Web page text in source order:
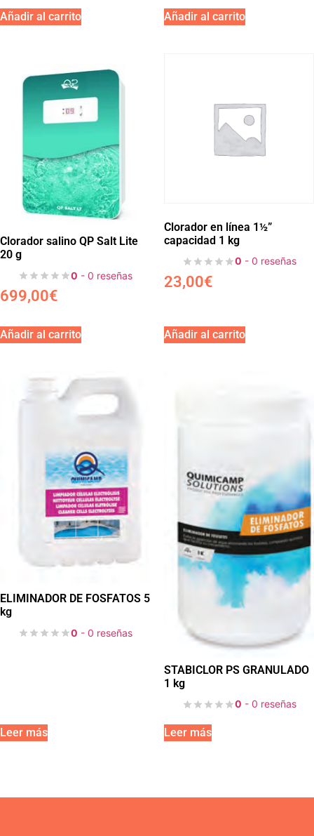
Añadir al carrito Añadir al carrito
Clorador salino QP Salt Lite
20 g
0 - 0 reseñas
699,00€
Añadir al carrito
Clorador en línea 1½”
capacidad 1 kg
0 - 0 reseñas
23,00€
Añadir al carrito
ELIMINADOR DE FOSFATOS 5
kg
0 - 0 reseñas
Leer más
STABICLOR PS GRANULADO
1 kg
0 - 0 reseñas
Leer más